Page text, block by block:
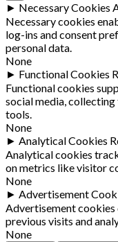
► Necessary Cookies
Necessary cookies
log-ins and consent
personal data.
None
► Functional Cookies
Functional cookies
social media,
tools.
None
► Analytical Cookies
Analytical cookies
on metrics like visitor
None
► Advertisement
Advertisement cookies
previous visits and
None